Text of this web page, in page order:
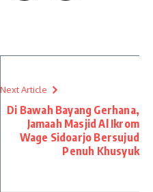
Next Article
Di Bawah Bayang Gerhana,
Jamaah Masjid Al Ikrom
Wage Sidoarjo Bersujud
Penuh Khusyuk